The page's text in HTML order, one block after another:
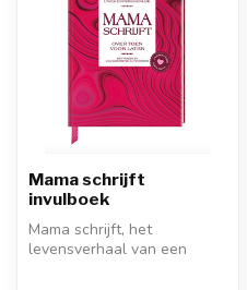
Mama schrijft
invulboek
Mama schrijft, het
levensverhaal van een